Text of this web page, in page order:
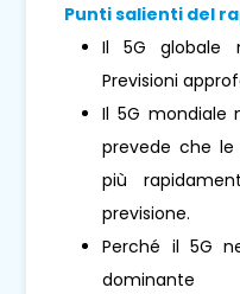
Punti salienti del
Il 5G globale
Previsioni
Il 5G mondiale
prevede che le
più
previsione.
Perché il 5G
dominante